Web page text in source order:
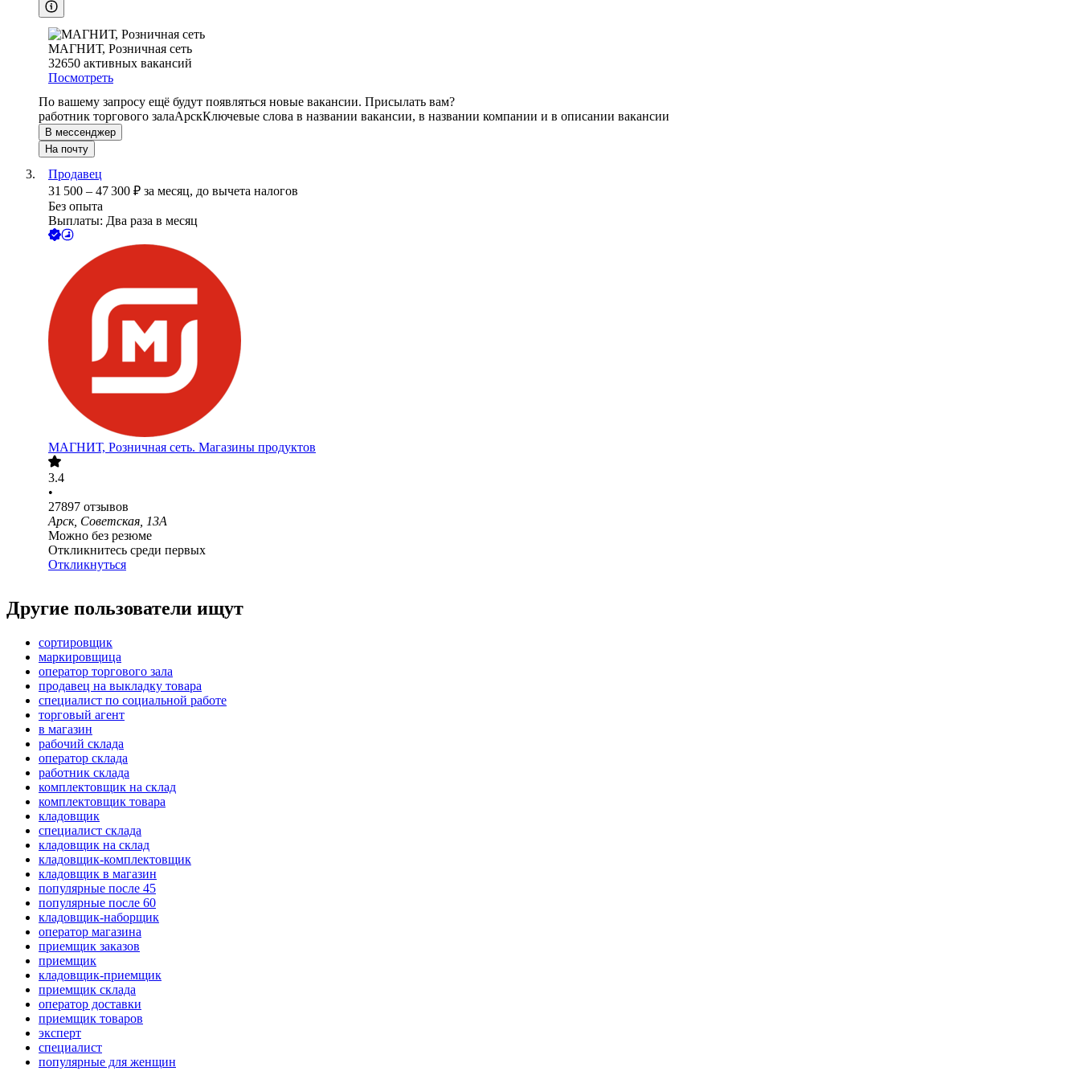
МАГНИТ, Розничная сеть
32650 активных вакансий
Посмотреть
По вашему запросу ещё будут появляться новые вакансии. Присылать вам?
работник торгового залаАрскКлючевые слова в названии вакансии, в названии компании и в описании вакансии
В мессенджер
На почту
Продавец
31 500 – 47 300 ₽ за месяц, до вычета налогов
Без опыта
Выплаты: Два раза в месяц
МАГНИТ, Розничная сеть. Магазины продуктов
3.4
•
27897 отзывов
Арск, Советская, 13А
Можно без резюме
Откликнитесь среди первых
Откликнуться
Другие пользователи ищут
сортировщик
маркировщица
оператор торгового зала
продавец на выкладку товара
специалист по социальной работе
торговый агент
в магазин
рабочий склада
оператор склада
работник склада
комплектовщик на склад
комплектовщик товара
кладовщик
специалист склада
кладовщик на склад
кладовщик-комплектовщик
кладовщик в магазин
популярные после 45
популярные после 60
кладовщик-наборщик
оператор магазина
приемщик заказов
приемщик
кладовщик-приемщик
приемщик склада
оператор доставки
приемщик товаров
эксперт
специалист
популярные для женщин